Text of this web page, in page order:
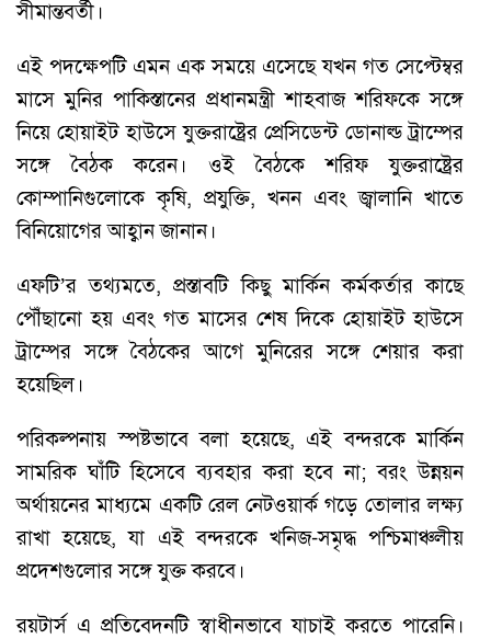
সীমান্তবর্তী।
এই পদক্ষেপটি এমন এক সময়ে এসেছে যখন গত সেপ্টেম্বর
মাসে মুনির পাকিস্তানের প্রধানমন্ত্রী শাহবাজ শরিফকে সঙ্গে
নিয়ে হোয়াইট হাউসে যুক্তরাষ্ট্রের প্রেসিডেন্ট ডোনাল্ড ট্রাম্পের
সঙ্গে বৈঠক করেন। ওই বৈঠকে শরিফ যুক্তরাষ্ট্রের
কোম্পানিগুলোকে কৃষি, প্রযুক্তি, খনন এবং জ্বালানি খাতে
বিনিয়োগের আহ্বান জানান।
এফটি’র তথ্যমতে, প্রস্তাবটি কিছু মার্কিন কর্মকর্তার কাছে
পৌঁছানো হয় এবং গত মাসের শেষ দিকে হোয়াইট হাউসে
ট্রাম্পের সঙ্গে বৈঠকের আগে মুনিরের সঙ্গে শেয়ার করা
হয়েছিল।
পরিকল্পনায় স্পষ্টভাবে বলা হয়েছে, এই বন্দরকে মার্কিন
সামরিক ঘাঁটি হিসেবে ব্যবহার করা হবে না; বরং উন্নয়ন
অর্থায়নের মাধ্যমে একটি রেল নেটওয়ার্ক গড়ে তোলার লক্ষ্য
রাখা হয়েছে, যা এই বন্দরকে খনিজ-সমৃদ্ধ পশ্চিমাঞ্চলীয়
প্রদেশগুলোর সঙ্গে যুক্ত করবে।
রয়টার্স এ প্রতিবেদনটি স্বাধীনভাবে যাচাই করতে পারেনি।